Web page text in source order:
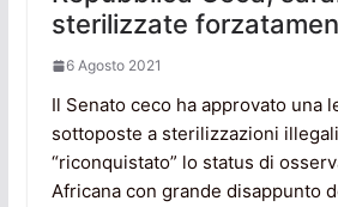
sterilizzate
6 Agosto 2021
Il Senato ceco ha approvato una
sottoposte a sterilizzazioni
“riconquistato” lo status di
Africana con grande disappunto